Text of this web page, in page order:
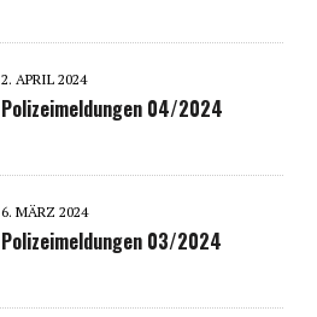
2. APRIL 2024
Polizeimeldungen 04/2024
6. MÄRZ 2024
Polizeimeldungen 03/2024